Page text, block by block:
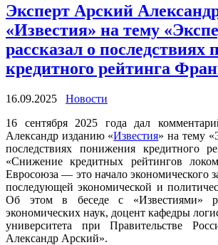
Эксперт Арский
«Известия» на тему
рассказал о последствиях
кредитного рейтинга
16.09.2025
Новости
16 сентября 2025 года дал
Александр изданию «Известия» на тему
последствиях понижения кредитного
«Снижение кредитных рейтингов
Евросоюза — это начало экономического
последующей экономической и
Об этом в беседе с «Известиями»
экономических наук, доцент кафедры
университета при Правительстве
Александр Арский».